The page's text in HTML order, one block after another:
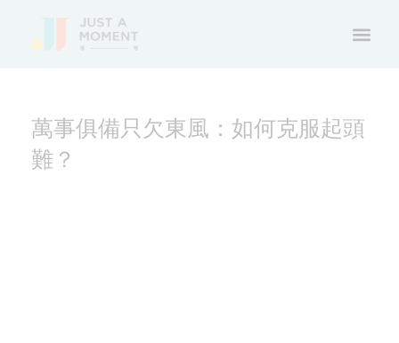
萬事俱備只欠東風：如何克服起頭
難？